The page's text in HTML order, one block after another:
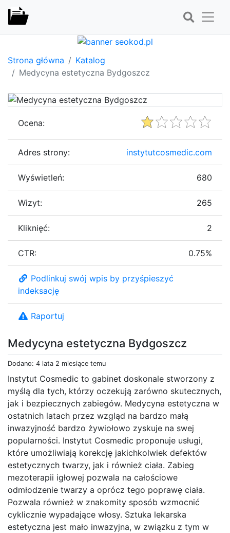
Strona główna
Katalog
Medycyna estetyczna Bydgoszcz
Medycyna estetyczna Bydgoszcz
Dodano: 4 lata 2 miesiące temu
Instytut Cosmedic to gabinet doskonale stworzony z
myślą dla tych, którzy oczekują zarówno skutecznych,
jak i bezpiecznych zabiegów. Medycyna estetyczna w
ostatnich latach przez wzgląd na bardzo małą
inwazyjność bardzo żywiołowo zyskuje na swej
popularności. Instytut Cosmedic proponuje usługi,
które umożliwiają korekcję jakichkolwiek defektów
estetycznych twarzy, jak i również ciała. Zabieg
mezoterapii igłowej pozwala na całościowe
odmłodzenie twarzy a oprócz tego poprawę ciała.
Pozwala również w znakomity sposób wzmocnić
cyklicznie wypadające włosy. Sztuka lekarska
estetyczna jest mało inwazyjna, w związku z tym w
Ocena:
Adres strony: instytutcosmedic.com
Wyświetleń: 680
Wizyt: 265
Kliknięć: 2
CTR: 0.75%
Podlinkuj swój wpis by przyśpieszyć
indeksację
Raportuj